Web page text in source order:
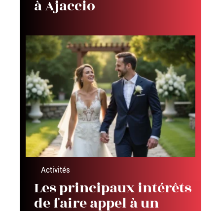
à Ajaccio
Activités
Les principaux intérêts
de faire appel à un